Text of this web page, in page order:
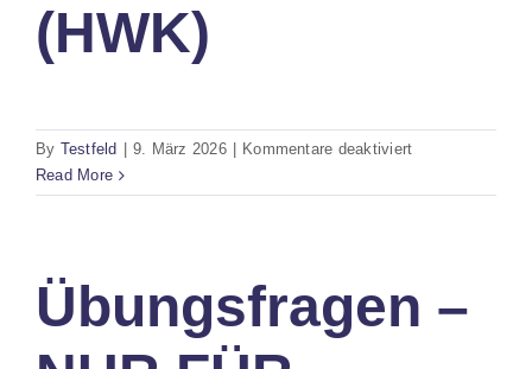
(HWK)
By Testfeld 9. März 2026 Kommentare deaktiviertfür
im
Read More
Übungsfragen –